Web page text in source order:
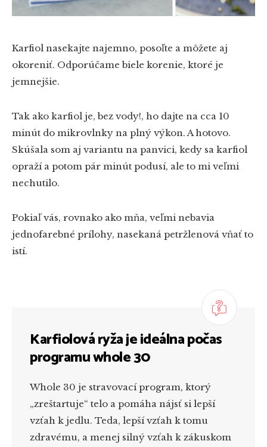
Karfiol nasekajte najemno, posoľte a môžete aj
okoreniť. Odporúčame biele korenie, ktoré je
jemnejšie.
Tak ako karfiol je, bez vody!, ho dajte na cca 10
minút do mikrovlnky na plný výkon. A hotovo.
Skúšala som aj variantu na panvici, kedy sa karfiol
opraží a potom pár minút podusí, ale to mi veľmi
nechutilo.
Pokiaľ vás, rovnako ako mňa, veľmi nebavia
jednofarebné prílohy, nasekaná petržlenová vňať to
istí.
Karfiolová ryža je ideálna počas
programu whole 30
Whole 30 je stravovací program, ktorý
„zreštartuje“ telo a pomáha nájsť si lepší
vzťah k jedlu. Teda, lepší vzťah k tomu
zdravému, a menej silný vzťah k zákuskom